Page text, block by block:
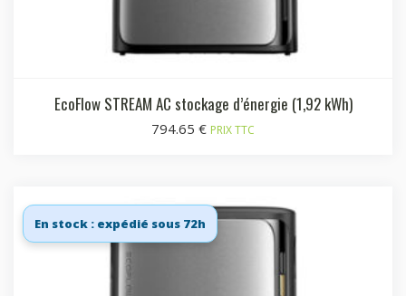
EcoFlow STREAM AC stockage d’énergie (1,92 kWh)
794.65 € PRIX TTC
En stock : expédié sous 72h